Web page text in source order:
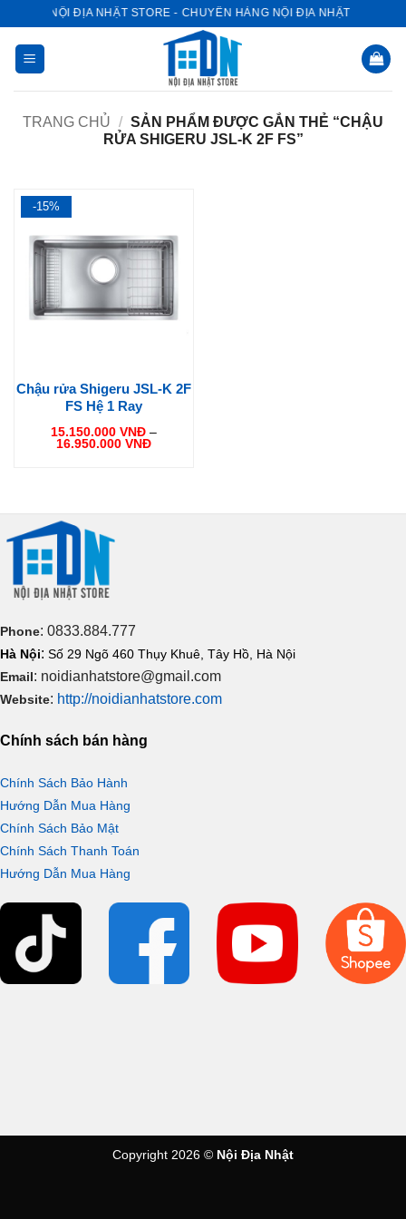
dung
NỘI ĐỊA NHẬT STORE - CHUYÊN HÀNG NỘI ĐỊA NHẬT
TRANG CHỦ / SẢN PHẨM ĐƯỢC GẮN THẺ “CHẬU
RỬA SHIGERU JSL-K 2F FS”
-15%
Chậu rửa Shigeru JSL-K 2F
FS Hệ 1 Ray
15.150.000 VNĐ –
16.950.000 VNĐKhoảng
Phone: 0833.884.777
Hà Nội: Số 29 Ngõ 460 Thụy Khuê, Tây Hồ, Hà Nội
Email: noidianhatstore@gmail.com
Website: http://noidianhatstore.com
Chính sách bán hàng
Chính Sách Bảo Hành
Hướng Dẫn Mua Hàng
Chính Sách Bảo Mật
Chính Sách Thanh Toán
Hướng Dẫn Mua Hàng
Copyright 2026 © Nội Địa Nhật